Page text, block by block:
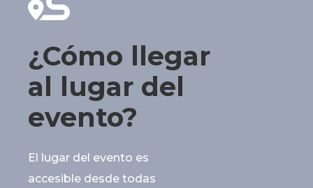
¿Cómo llegar
al lugar del
evento?
El lugar del evento es
accesible desde todas